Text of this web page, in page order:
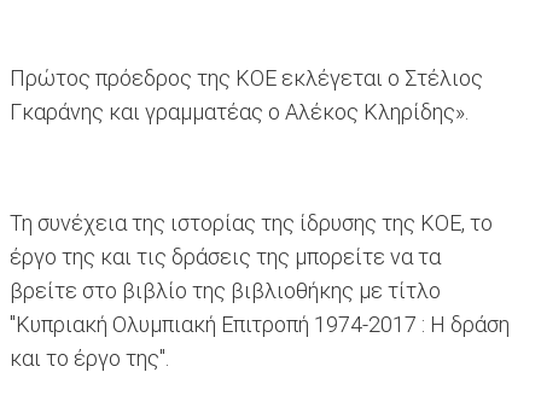
Πρώτος πρόεδρος της ΚΟΕ εκλέγεται ο Στέλιος
Γκαράνης και γραμματέας ο Αλέκος Κληρίδης».
Τη συνέχεια της ιστορίας της ίδρυσης της ΚΟΕ, το
έργο της και τις δράσεις της μπορείτε να τα
βρείτε στο βιβλίο της βιβλιοθήκης με τίτλο
"Κυπριακή Ολυμπιακή Επιτροπή 1974-2017 : Η δράση
και το έργο της".